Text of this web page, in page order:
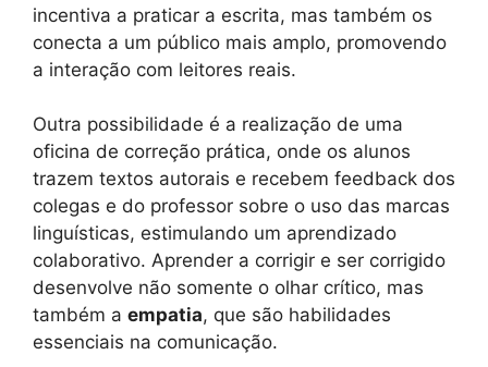
incentiva a praticar a escrita, mas também os
conecta a um público mais amplo, promovendo
a interação com leitores reais.
Outra possibilidade é a realização de uma
oficina de correção prática, onde os alunos
trazem textos autorais e recebem feedback dos
colegas e do professor sobre o uso das marcas
linguísticas, estimulando um aprendizado
colaborativo. Aprender a corrigir e ser corrigido
desenvolve não somente o olhar crítico, mas
também a empatia, que são habilidades
essenciais na comunicação.